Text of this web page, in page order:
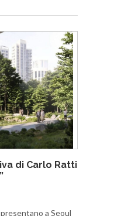
di Carlo Ratti
a Seoul